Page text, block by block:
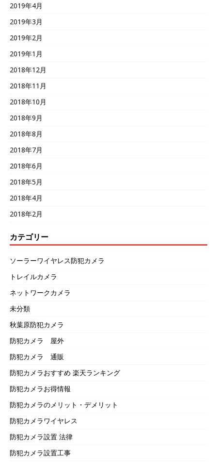
2019年4月
2019年3月
2019年2月
2019年1月
2018年12月
2018年11月
2018年10月
2018年9月
2018年8月
2018年7月
2018年6月
2018年5月
2018年4月
2018年2月
カテゴリー
ソーラーワイヤレス防犯カメラ
トレイルカメラ
ネットワークカメラ
未分類
秋葉原防犯カメラ
防犯カメラ 屋外
防犯カメラ 通販
防犯カメラおすすめ 楽天ランキング
防犯カメラお得情報
防犯カメラのメリット・デメリット
防犯カメラワイヤレス
防犯カメラ設置 法律
防犯カメラ設置工事